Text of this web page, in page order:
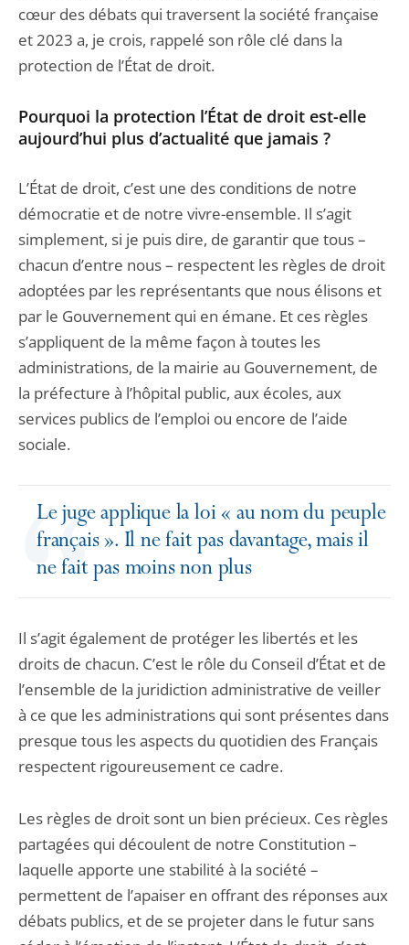
cœur des débats qui traversent la société française
et 2023 a, je crois, rappelé son rôle clé dans la
protection de l’État de droit.
Pourquoi la protection l’État de droit est-elle
aujourd’hui plus d’actualité que jamais ?
L’État de droit, c’est une des conditions de notre
démocratie et de notre vivre-ensemble. Il s’agit
simplement, si je puis dire, de garantir que tous –
chacun d’entre nous – respectent les règles de droit
adoptées par les représentants que nous élisons et
par le Gouvernement qui en émane. Et ces règles
s’appliquent de la même façon à toutes les
administrations, de la mairie au Gouvernement, de
la préfecture à l’hôpital public, aux écoles, aux
services publics de l’emploi ou encore de l’aide
sociale.
Le juge applique la loi « au nom du peuple
français ». Il ne fait pas davantage, mais il
ne fait pas moins non plus
Il s’agit également de protéger les libertés et les
droits de chacun. C’est le rôle du Conseil d’État et de
l’ensemble de la juridiction administrative de veiller
à ce que les administrations qui sont présentes dans
presque tous les aspects du quotidien des Français
respectent rigoureusement ce cadre.
Les règles de droit sont un bien précieux. Ces règles
partagées qui découlent de notre Constitution –
laquelle apporte une stabilité à la société –
permettent de l’apaiser en offrant des réponses aux
débats publics, et de se projeter dans le futur sans